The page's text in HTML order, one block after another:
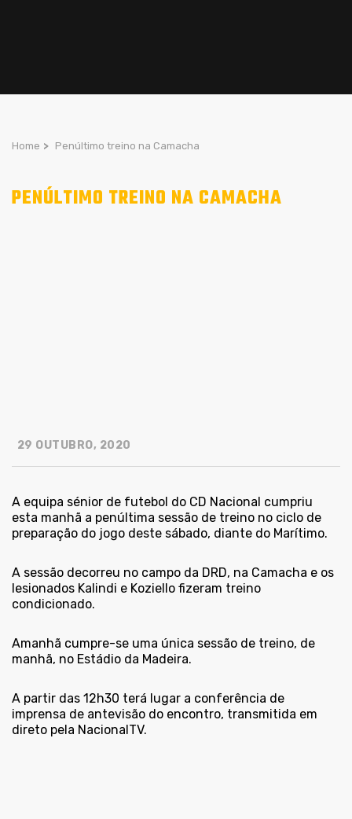
Home > Penúltimo treino na Camacha
PENÚLTIMO TREINO NA CAMACHA
29 OUTUBRO, 2020
A equipa sénior de futebol do CD Nacional cumpriu
esta manhã a penúltima sessão de treino no ciclo de
preparação do jogo deste sábado, diante do Marítimo.
A sessão decorreu no campo da DRD, na Camacha e os
lesionados Kalindi e Koziello fizeram treino
condicionado.
Amanhã cumpre-se uma única sessão de treino, de
manhã, no Estádio da Madeira.
A partir das 12h30 terá lugar a conferência de
imprensa de antevisão do encontro, transmitida em
direto pela NacionalTV.